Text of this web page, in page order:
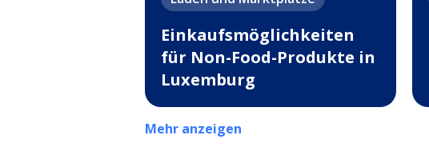
Einkaufsmöglichkeiten
für Non-Food-Produkte in
Luxemburg
Mehr anzeigen